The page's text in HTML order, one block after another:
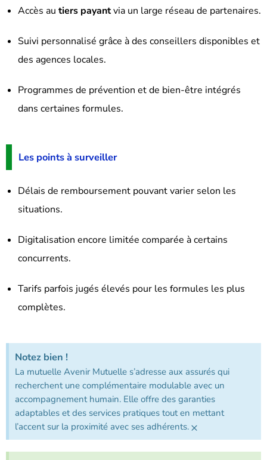
Accès au tiers payantvia un large réseau de partenaires.
Suivi personnalisé grâce à des conseillers disponibles et
des agences locales.
Programmes de prévention et de bien-être intégrés
dans certaines formules.
Les points à surveiller
Délais de remboursement pouvant varier selon les
situations.
Digitalisation encore limitée comparée à certains
concurrents.
Tarifs parfois jugés élevés pour les formules les plus
complètes.
Notez bien !
La mutuelle Avenir Mutuelle s’adresse aux assurés qui
recherchent une complémentaire modulable avec un
accompagnement humain. Elle offre des garanties
adaptables et des services pratiques tout en mettant
l’accent sur la proximité avec ses adhérents. ×